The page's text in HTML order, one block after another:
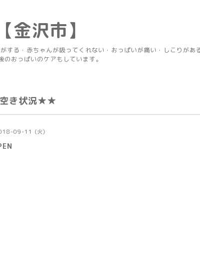
沢市】
る・赤ちゃんが吸ってくれない・おっぱいが痛い・しこりがあ
おっぱいのケアもしています。
き状況★★
09-11 (火)